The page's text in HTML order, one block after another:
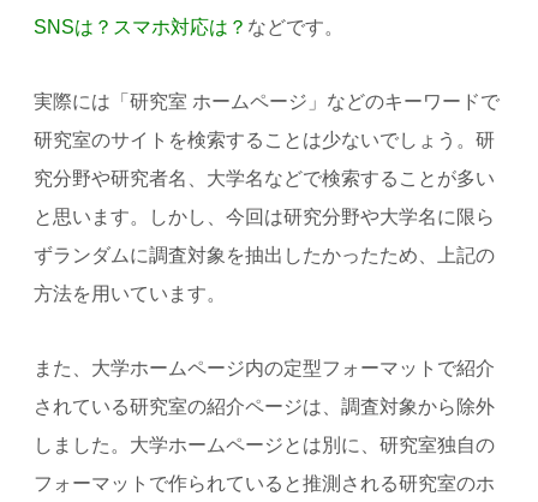
SNSは？スマホ対応は？ などです。
実際には「研究室 ホームページ」などのキーワードで
研究室のサイトを検索することは少ないでしょう。研
究分野や研究者名、大学名などで検索することが多い
と思います。しかし、今回は研究分野や大学名に限ら
ずランダムに調査対象を抽出したかったため、上記の
方法を用いています。
また、大学ホームページ内の定型フォーマットで紹介
されている研究室の紹介ページは、調査対象から除外
しました。大学ホームページとは別に、研究室独自の
フォーマットで作られていると推測される研究室のホ